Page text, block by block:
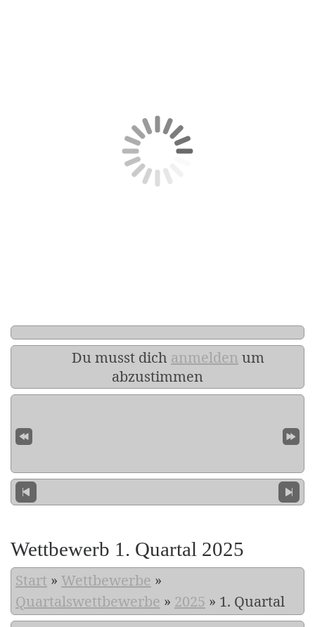
Du musst dich anmelden um
abzustimmen
Wettbewerb 1. Quartal 2025
Start » Wettbewerbe »
Quartalswettbewerbe » 2025 » 1. Quartal